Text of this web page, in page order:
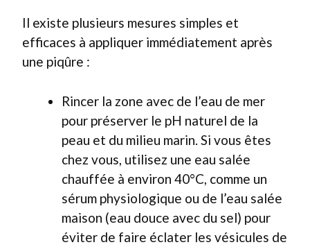
Il existe plusieurs mesures simples et
efficaces à appliquer immédiatement après
une piqûre :
Rincer la zone avec de l’eau de mer
pour préserver le pH naturel de la
peau et du milieu marin. Si vous êtes
chez vous, utilisez une eau salée
chauffée à environ 40°C, comme un
sérum physiologique ou de l’eau salée
maison (eau douce avec du sel) pour
éviter de faire éclater les vésicules de